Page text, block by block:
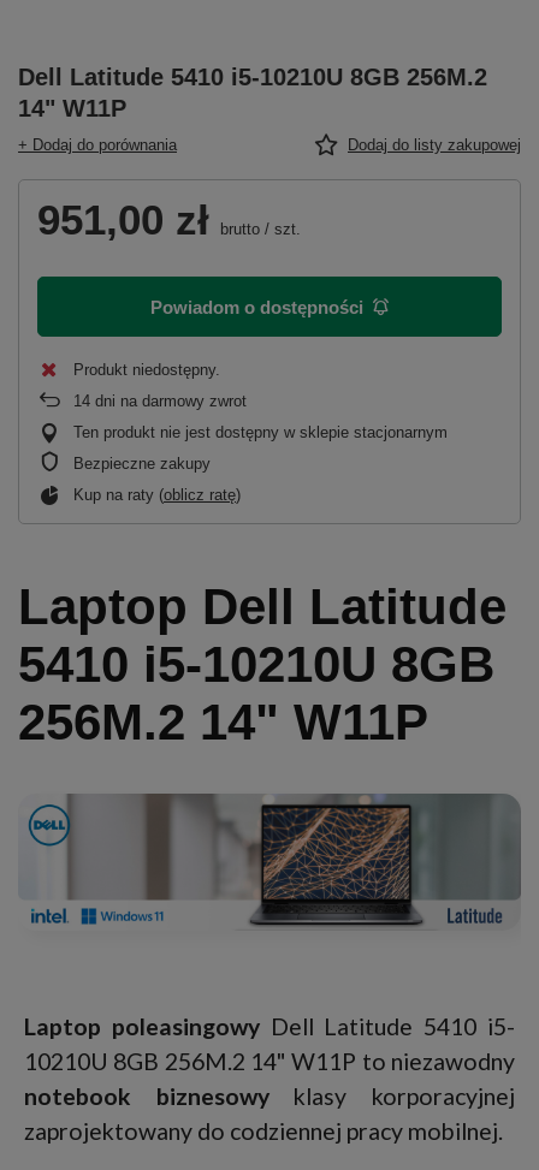
Dell Latitude 5410 i5-10210U 8GB 256M.2
14" W11P
+ Dodaj do porównania Dodaj do listy zakupowej
951,00 zł brutto / szt.
Powiadom o dostępności
Produkt niedostępny
14 dni na darmowy zwrot
Ten produkt nie jest dostępny w sklepie stacjonarnym
Bezpieczne zakupy
Kup na raty (oblicz ratę)
Laptop Dell Latitude
5410 i5-10210U 8GB
256M.2 14" W11P
Laptop poleasingowyDell Latitude 5410 i5-
10210U 8GB 256M.2 14" W11P to niezawodny
notebook biznesowyklasy korporacyjnej
zaprojektowany do codziennej pracy mobilnej.